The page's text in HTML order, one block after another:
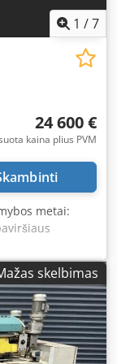
1 /7
24 600 €
kaina plius PVM
metai:
Sorbini
– 2016.
tipas:
4–30 g/m² +
+ 2 vnt.
diržas
m Bendras
skelbimas